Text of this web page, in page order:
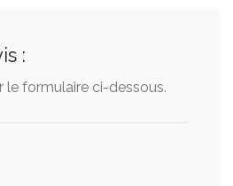
:
le formulaire ci-dessous.